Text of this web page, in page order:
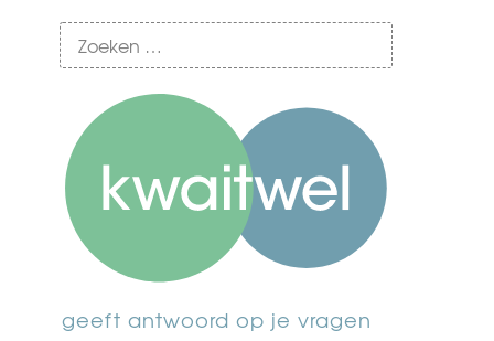
geeft antwoord op je vragen